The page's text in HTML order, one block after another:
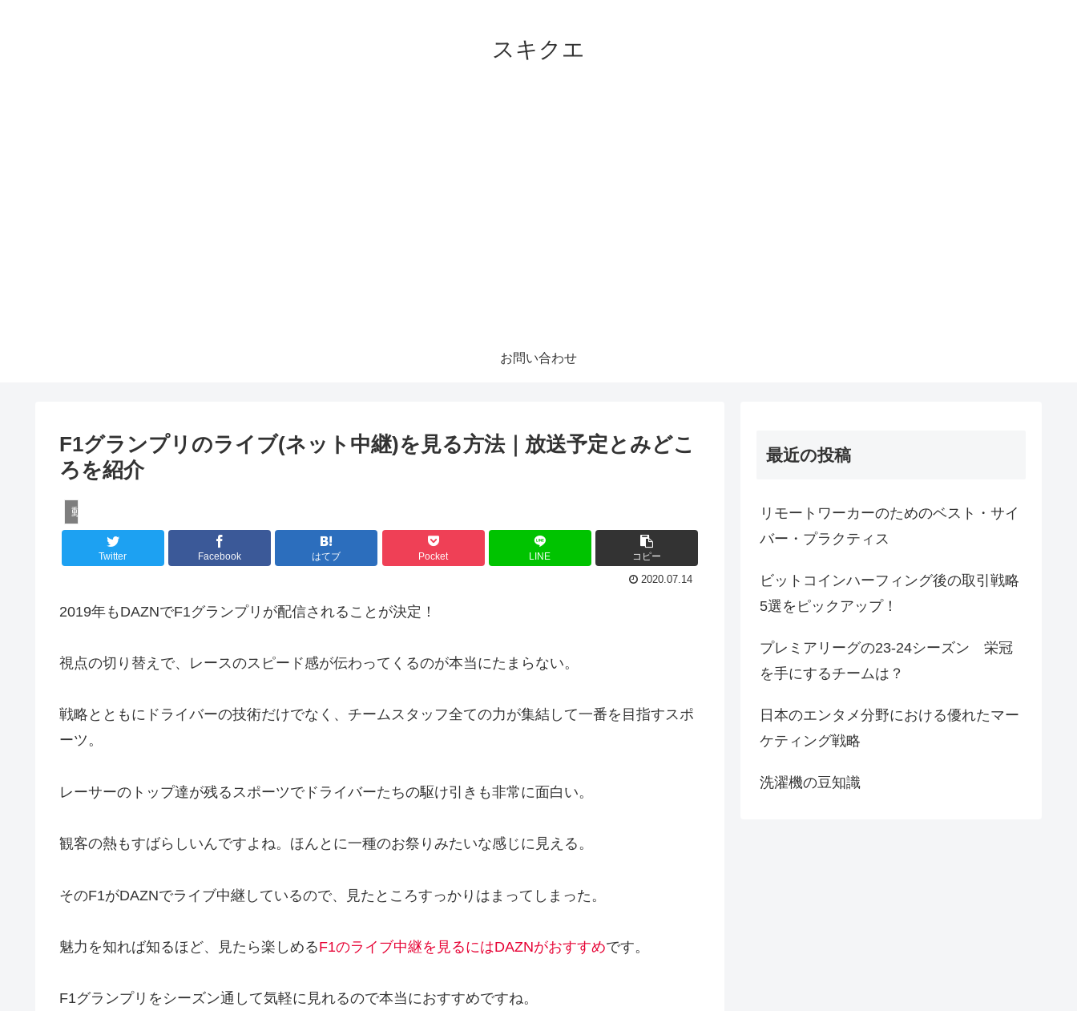
スキクエ
お問い合わせ
F1グランプリのライブ(ネット中継)を見る方法｜放送予定とみどこ
ろを紹介
動画配信サービス
Twitter Facebook はてブ Pocket LINE コピー
2020.07.14
2019年もDAZNでF1グランプリが配信されることが決定！
視点の切り替えで、 レースのスピード感が伝わってくるのが本当にたまらない。
戦略とともにドライバーの技術だけでなく、チームスタッフ全ての力が集結して一番を目指すスポ
ーツ。
レーサーのトップ達が残るスポーツでドライバーたちの駆け引きも非常に面白い。
観客の熱もすばらしいんですよね。ほんとに一種のお祭りみたいな感じに見える。
そのF1がDAZNでライブ中継しているので、見たところすっかりはまってしまった 。
魅力を知れば知るほど、見たら楽しめるF1のライブ中継を見るにはDAZNがおすすめです。
F1グランプリをシーズン通して気軽に見れるので本当におすすめですね。
最近の投稿
リモートワーカーのためのベスト・サイ
バー・プラクティス
ビットコインハーフィング後の取引戦略
5選をピックアップ！
プレミアリーグの23-24シーズン 栄冠
を手にするチームは？
日本のエンタメ分野における優れたマー
ケティング戦略
洗濯機の豆知識